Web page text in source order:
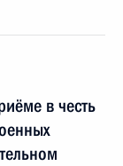
в честь